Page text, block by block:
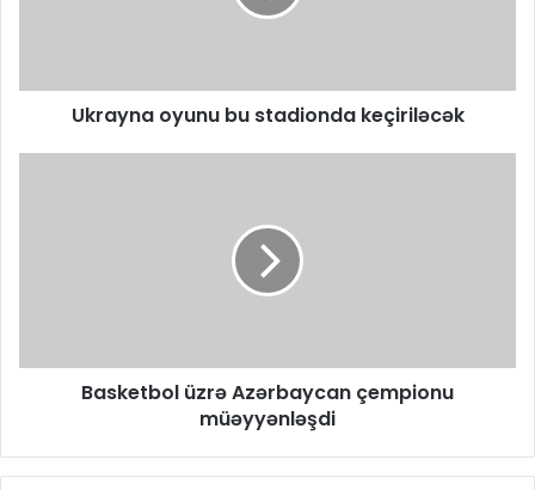
Ukrayna oyunu bu stadionda keçiriləcək
Basketbol üzrə Azərbaycan çempionu
müəyyənləşdi